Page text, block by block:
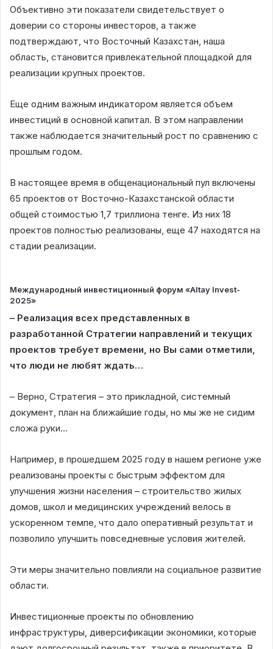
Объективно эти показатели свидетельствует о
доверии со стороны инвесторов, а также
подтверждают, что Восточный Казахстан, наша
область, становится привлекательной площадкой для
реализации крупных проектов.
Еще одним важным индикатором является объем
инвестиций в основной капитал. В этом направлении
также наблюдается значительный рост по сравнению с
прошлым годом.
В настоящее время в общенациональный пул включены
65 проектов от Восточно-Казахстанской области
общей стоимостью 1,7 триллиона тенге. Из них 18
проектов полностью реализованы, еще 47 находятся на
стадии реализации.
Международный инвестиционный форум «Altay Invest-
2025»
– Реализация всех представленных в
разработанной Стратегии направлений и текущих
проектов требует времени, но Вы сами отметили,
что люди не любят ждать…
– Верно, Стратегия – это прикладной, системный
документ, план на ближайшие годы, но мы же не сидим
сложа руки…
Например, в прошедшем 2025 году в нашем регионе уже
реализованы проекты с быстрым эффектом для
улучшения жизни населения – строительство жилых
домов, школ и медицинских учреждений велось в
ускоренном темпе, что дало оперативный результат и
позволило улучшить повседневные условия жителей.
Эти меры значительно повлияли на социальное развитие
области.
Инвестиционные проекты по обновлению
инфраструктуры, диверсификации экономики, которые